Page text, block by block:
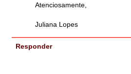
Atenciosamente,
Juliana Lopes
Responder